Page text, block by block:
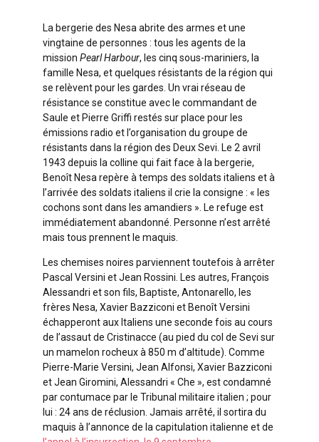
La bergerie des Nesa abrite des armes et une
vingtaine de personnes : tous les agents de la
mission Pearl Harbour, les cinq sous-mariniers, la
famille Nesa, et quelques résistants de la région qui
se relèvent pour les gardes. Un vrai réseau de
résistance se constitue avec le commandant de
Saule et Pierre Griffi restés sur place pour les
émissions radio et l’organisation du groupe de
résistants dans la région des Deux Sevi. Le 2 avril
1943 depuis la colline qui fait face à la bergerie,
Benoît Nesa repère à temps des soldats italiens et à
l’arrivée des soldats italiens il crie la consigne : « les
cochons sont dans les amandiers ». Le refuge est
immédiatement abandonné. Personne n’est arrêté
mais tous prennent le maquis.
Les chemises noires parviennent toutefois à arrêter
Pascal Versini et Jean Rossini. Les autres, François
Alessandri et son fils, Baptiste, Antonarello, les
frères Nesa, Xavier Bazziconi et Benoît Versini
échapperont aux Italiens une seconde fois au cours
de l’assaut de Cristinacce (au pied du col de Sevi sur
un mamelon rocheux à 850 m d’altitude). Comme
Pierre-Marie Versini, Jean Alfonsi, Xavier Bazziconi
et Jean Giromini, Alessandri « Che », est condamné
par contumace par le Tribunal militaire italien ; pour
lui : 24 ans de réclusion. Jamais arrêté, il sortira du
maquis à l’annonce de la capitulation italienne et de